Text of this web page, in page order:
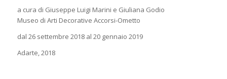
a cura di Giuseppe Luigi Marini e Giuliana Godio
Museo di Arti Decorative Accorsi-Ometto
dal 26 settembre 2018 al 20 gennaio 2019
Adarte, 2018